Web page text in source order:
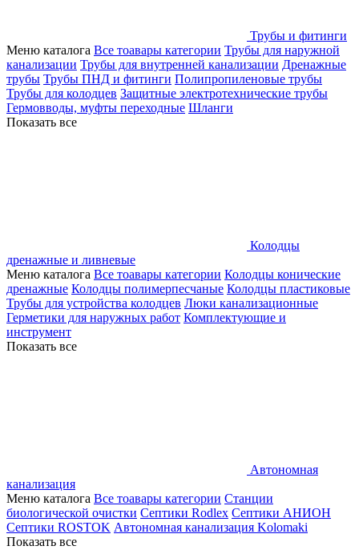
Трубы и фитинги
Меню каталога Все тоавары категории Трубы для наружной
канализации Трубы для внутренней канализации Дренажные
трубы Трубы ПНД и фитинги Полипропиленовые трубы
Трубы для колодцев Защитные электротехнические трубы
Гермовводы, муфты переходные Шланги
Показать все
Колодцы
дренажные и ливневые
Меню каталога Все тоавары категории Колодцы конические
дренажные Колодцы полимерпесчаные Колодцы пластиковые
Трубы для устройства колодцев Люки канализационные
Герметики для наружных работ Комплектующие и
инструмент
Показать все
Автономная
канализация
Меню каталога Все тоавары категории Станции
биологической очистки Септики Rodlex Септики АНИОН
Септики ROSTOK Автономная канализация Kolomaki
Показать все